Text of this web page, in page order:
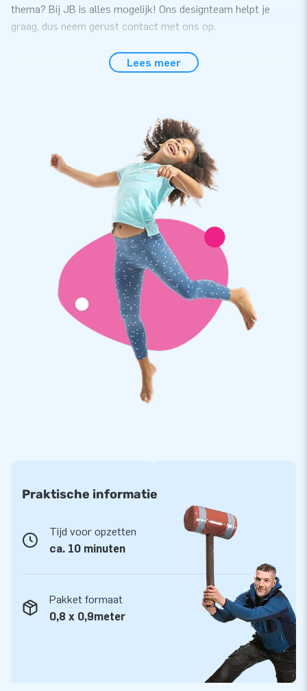
thema? Bij JB is alles mogelijk! Ons designteam helpt je
graag, dus neem gerust contact met ons op.
Voldoet aan diploma-eisen
duikzeil voldoet bovendien aan de diploma-eisen. Door de
foamrand bovenaan het duikzeil blijft het doek drijven. Het
zeil heb je eenvoudig en snel uitgerold en op de gewenste
plek drijven. De zwemles kan beginnen!
Kwaliteit en duurzaam
Al onze zwembadspelen zijn gemaakt van sterke,
hoogfrequent gelaste PVC doeken van 900 gram/m2. Zo
garanderen wij de kwaliteit van onze producten. De doeken
hebben daarnaast ook nog eens een handige beschermlaag
die bestand is tegen chloor en invloeden van open water. Zo
blijft de print jarenlang mooi en dit zorgt voor duurzame
producten. Je krijgt één jaar garantie op het duikzeil.
Koop dit handige duikzeil voor in jouw zwembad en laat
kinderen op een leuke manier kennismaken met onder water
opblaasattracties op grootse wijze! Klanten zijn verzekerd
van onze professionele service en levering. Zij noemen ons
niet voor niets ook wel ‘creators of greatness’.
Lees meer
Praktische informatie
Tijd voor opzetten
ca. 10 minuten
Pakket formaat
0,8 x 0,9meter